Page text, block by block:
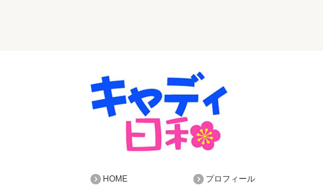
HOME プロフィール